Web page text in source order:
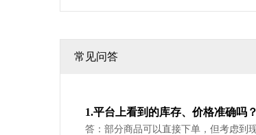
常见问答
1.平台上看到的库存、价格准确吗？
答：部分商品可以直接下单，但考虑到